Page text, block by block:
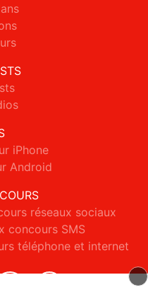
iPhone
Android
réseaux sociaux
concours SMS
téléphone et internet